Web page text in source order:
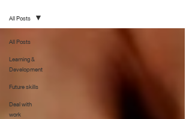
All Posts
Learning &
Development
Future skills
Deal with
work
All Posts